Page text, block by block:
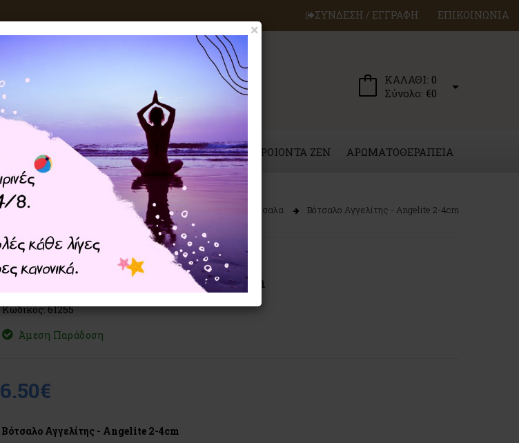
ΣΥΝΔΕΣΗ / ΕΓΓΡΑΦΗ ΕΠΙΚΟΙΝΩΝΙΑ
ΚΑΛΑΘΙ: 0
Σύνολο: €0
ΚΡΥΣΤΑΛΛΟΘΕΡΑΠΕΙΑ ΜΑΓΙΚΑ ΣΥΝΕΡΓΑ ΠΡΟΙΟΝΤΑ ZEN ΑΡΩΜΑΤΟΘΕΡΑΠΕΙΑ
Home ΚΡΥΣΤΑΛΛΟΘΕΡΑΠΕΙΑ Ημιπολύτιμα Βότσαλα Βότσαλο Αγγελίτης - Angelite 2-4cm
Βότσαλο Αγγελίτης - Angelite 2-4cm
Κωδικός: 61255
Άμεση Παράδοση
6.50€
Βότσαλο Αγγελίτης - Angelite 2-4cm
×